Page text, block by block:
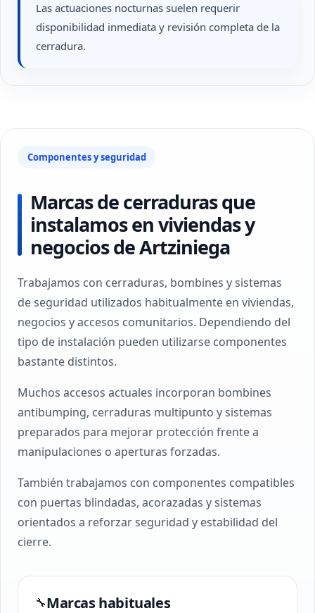
Las actuaciones nocturnas suelen requerir
disponibilidad inmediata y revisión completa de la
cerradura.
Componentes y seguridad
Marcas de cerraduras que
instalamos en viviendas y
negocios de Artziniega
Trabajamos con cerraduras, bombines y sistemas
de seguridad utilizados habitualmente en viviendas,
negocios y accesos comunitarios. Dependiendo del
tipo de instalación pueden utilizarse componentes
bastante distintos.
Muchos accesos actuales incorporan bombines
antibumping, cerraduras multipunto y sistemas
preparados para mejorar protección frente a
manipulaciones o aperturas forzadas.
También trabajamos con componentes compatibles
con puertas blindadas, acorazadas y sistemas
orientados a reforzar seguridad y estabilidad del
cierre.
🔧Marcas habituales